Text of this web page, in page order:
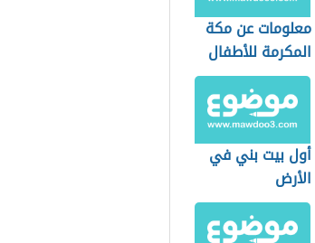
معلومات عن مكة
المكرمة للأطفال
أول بيت بني في
الأرض